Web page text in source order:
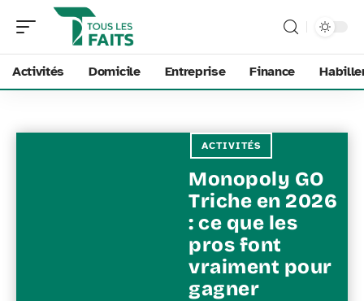
Activités Domicile Entreprise Finance
ACTIVITÉS
Monopoly GO
Triche en 2026
: ce que les
pros font
vraiment pour
gagner